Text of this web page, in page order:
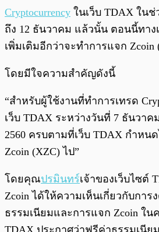
Cryptocurrency ในเว็บ TDAX ใน
ถึง 12 ธันวาคม แล้วนั้น ตอนนี้ทาง
เพิ่มเติมอีกว่าจะทำการแจก Zcoin
โดยมีใจความสำคัญดังนี้
“สำหรับผู้ใช้งานที่ทำการเทรด
เว็บ TDAX ระหว่างวันที่ 7 ธันวาค
2560 ครบตามที่เว็บ TDAX กำหน
Zcoin (XZC) ไป”
โดยคุณปรมินทร์เจ้าของเว็บไซต์
Zcoin ได้ให้ความเห็นเกี่ยวกับการ
ธรรมเนียมและการแจก Zcoin ใน